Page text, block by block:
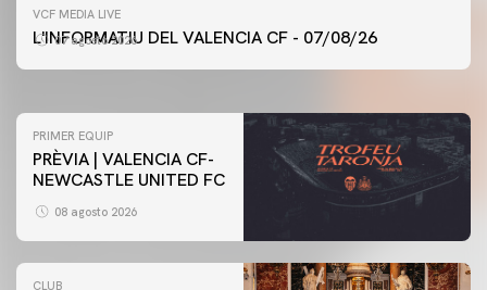
VCF MEDIA LIVE
L'INFORMATIU DEL VALENCIA CF - 07/08/26
07 agosto 2026
PRIMER EQUIP
ENTRENAMENT DEL VALENCIA CF 7/8/2026
PRIMER EQUIP
PRÈVIA | VALENCIA CF-
NEWCASTLE UNITED FC
08 agosto 2026
CLUB